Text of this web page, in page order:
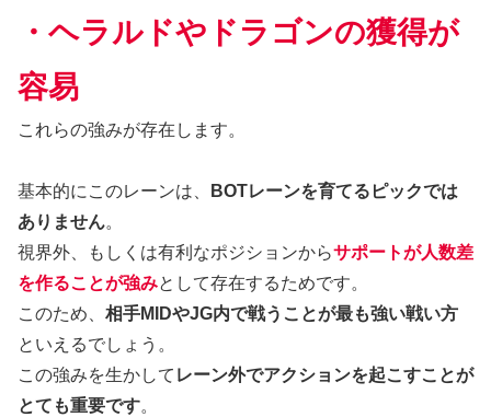
・ヘラルドやドラゴンの獲得が
容易
これらの強みが存在します。
基本的にこのレーンは、
BOTレーンを育てるピックでは
ありません。
視界外、もしくは有利なポジションからサポートが人数差
を作ることが強みとして存在するためです。
このため、 相手MIDやJG内で戦うことが最も強い戦い方
といえるでしょう。
この強みを生かして レーン外でアクションを起こすことが
とても重要です。